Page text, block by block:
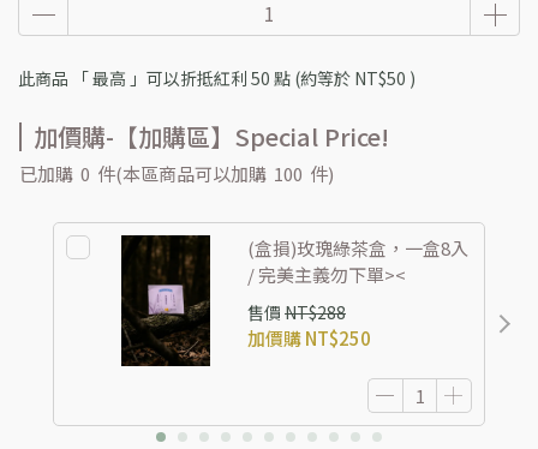
此商品 「 最高 」可以折抵紅利 50 點 (約等於 NT$50 )
加價購-【加購區】Special Price!
已加購 0 件(本區商品可以加購 100 件)
(盒損)玫瑰綠茶盒，一盒8入
/ 完美主義勿下單><
售價 NT$288
加價購NT$250